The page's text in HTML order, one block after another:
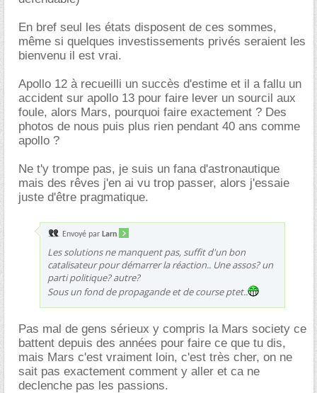
En bref seul les états disposent de ces sommes,
même si quelques investissements privés seraient les
bienvenu il est vrai.
Apollo 12 à recueilli un succès d'estime et il a fallu un
accident sur apollo 13 pour faire lever un sourcil aux
foule, alors Mars, pourquoi faire exactement ? Des
photos de nous puis plus rien pendant 40 ans comme
apollo ?
Ne t'y trompe pas, je suis un fana d'astronautique
mais des rêves j'en ai vu trop passer, alors j'essaie
juste d'être pragmatique.
Envoyé par Larn
Les solutions ne manquent pas, suffit d'un bon
catalisateur pour démarrer la réaction.. Une assos? un
parti politique? autre?
Sous un fond de propagande et de course ptet..
Pas mal de gens sérieux y compris la Mars society ce
battent depuis des années pour faire ce que tu dis,
mais Mars c'est vraiment loin, c'est très cher, on ne
sait pas exactement comment y aller et ca ne
declenche pas les passions.